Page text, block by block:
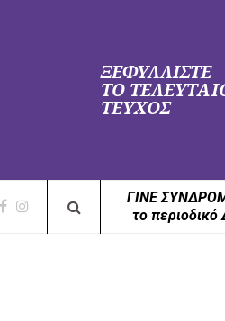
ΞΕΦΥΛΛΙΣΤΕ
ΤΟ
ΤΕΥΧΟΣ
ΓΙΝΕ
το